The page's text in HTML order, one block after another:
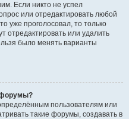
Если никто не успел
или отредактировать любой
уже проголосовал, то только
отредактировать или удалить
было менять варианты
форумы?
пользователям или
такие форумы, создавать в